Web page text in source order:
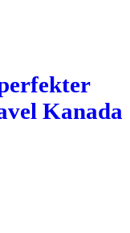
Kanada